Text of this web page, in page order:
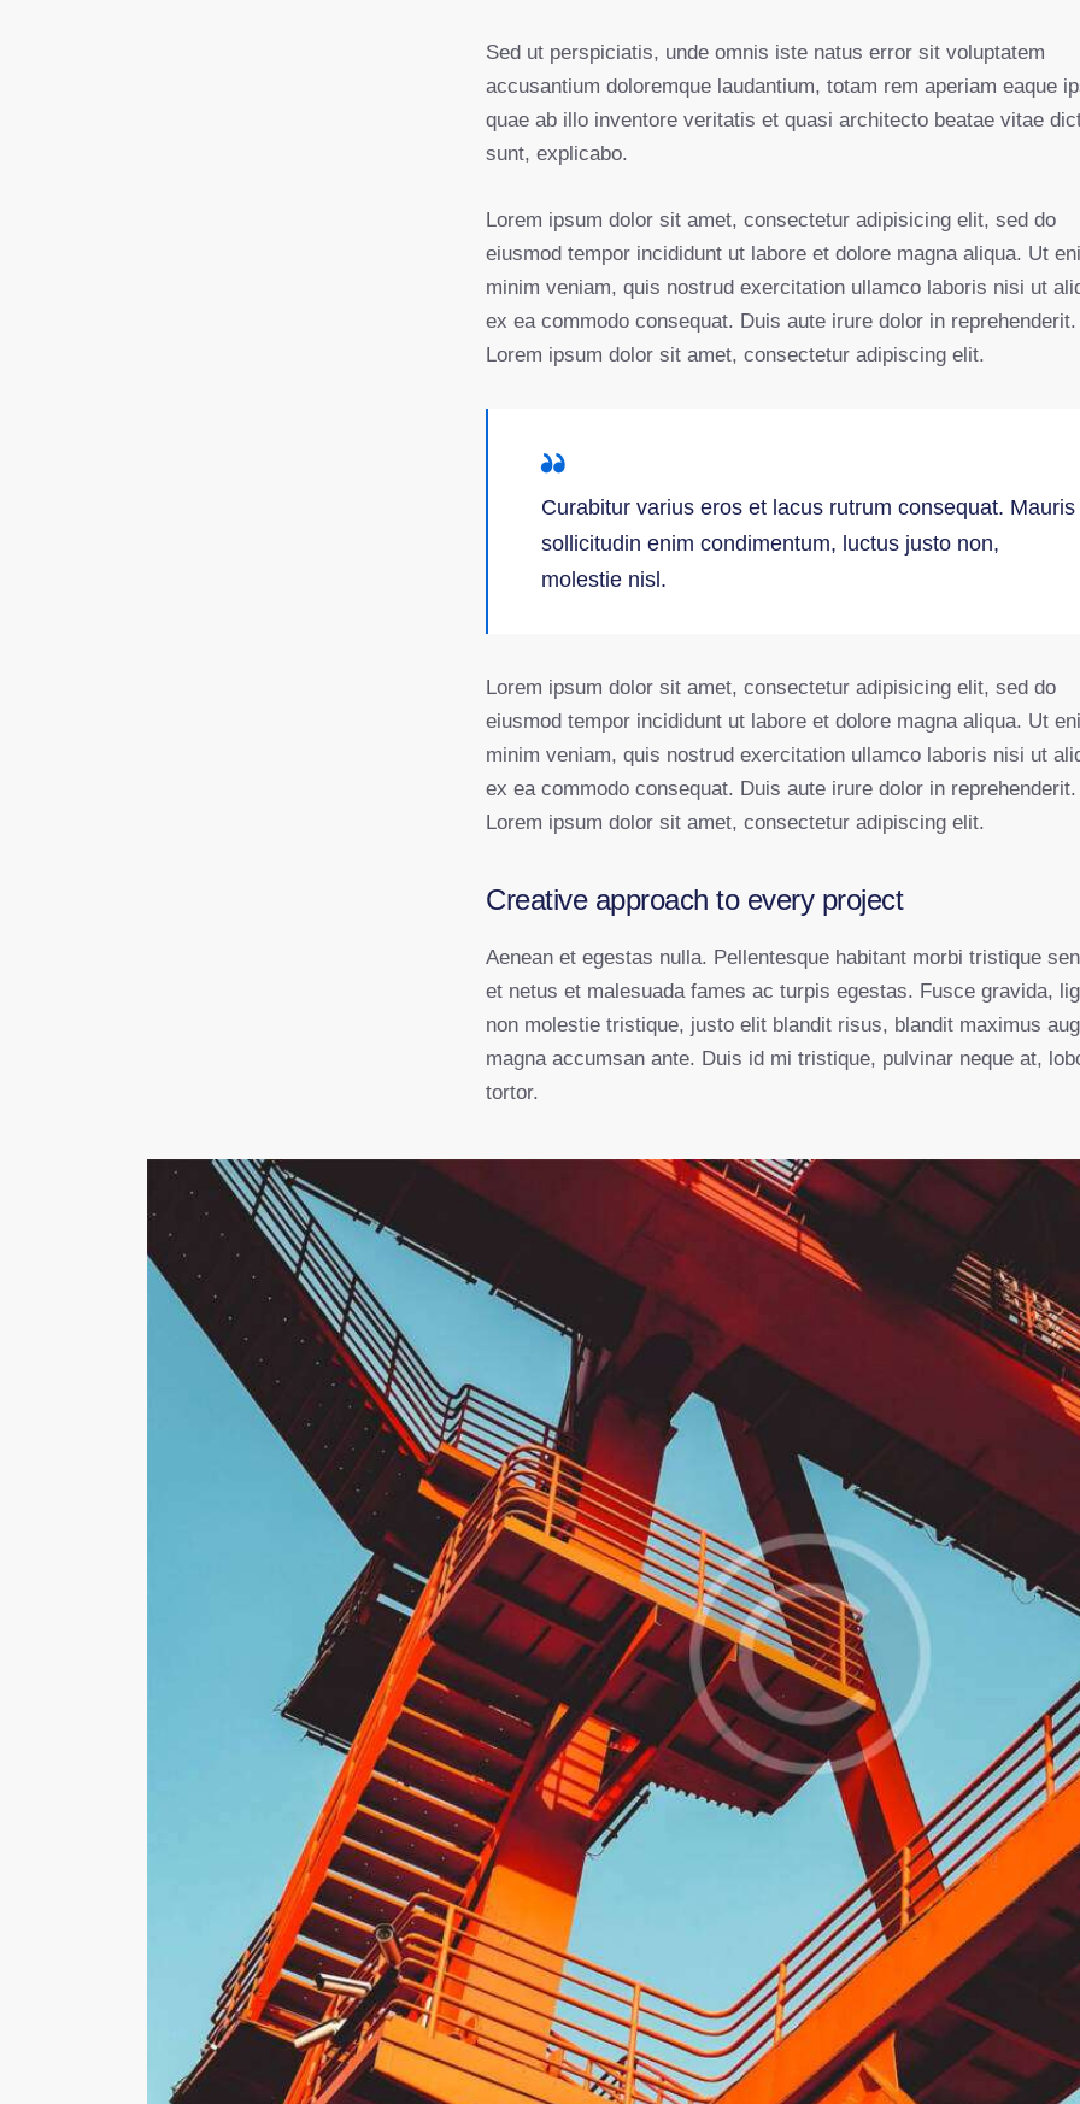
Sed ut perspiciatis, unde omnis iste natus error sit voluptatem
accusantium doloremque laudantium, totam rem aperiam eaque
quae ab illo inventore veritatis et quasi architecto beatae vitae
sunt, explicabo.
Lorem ipsum dolor sit amet, consectetur adipisicing elit, sed do
eiusmod tempor incididunt ut labore et dolore magna aliqua. Ut
minim veniam, quis nostrud exercitation ullamco laboris nisi ut
ex ea commodo consequat. Duis aute irure dolor in reprehenderit.
Lorem ipsum dolor sit amet, consectetur adipiscing elit.
Curabitur varius eros et lacus rutrum consequat. Mauris
sollicitudin enim condimentum, luctus justo non,
molestie nisl.
Lorem ipsum dolor sit amet, consectetur adipisicing elit, sed do
eiusmod tempor incididunt ut labore et dolore magna aliqua. Ut
minim veniam, quis nostrud exercitation ullamco laboris nisi ut
ex ea commodo consequat. Duis aute irure dolor in reprehenderit.
Lorem ipsum dolor sit amet, consectetur adipiscing elit.
Creative approach to every project
Aenean et egestas nulla. Pellentesque habitant morbi tristique
et netus et malesuada fames ac turpis egestas. Fusce gravida,
non molestie tristique, justo elit blandit risus, blandit maximus
magna accumsan ante. Duis id mi tristique, pulvinar neque at,
tortor.